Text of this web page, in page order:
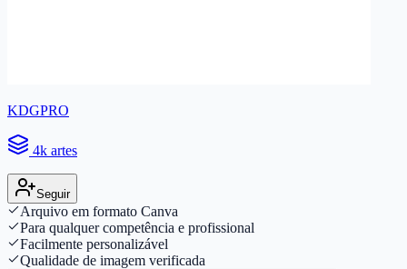
KDGPRO
4k artes
Seguir
Arquivo em formato Canva
Para qualquer competência e profissional
Facilmente personalizável
Qualidade de imagem verificada